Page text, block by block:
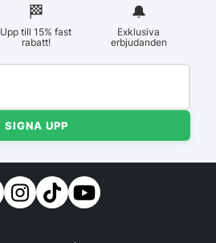
🏁︎
Upp till 15% fast
rabatt!
🔔
Exklusiva
erbjudanden
SIGNA UPP